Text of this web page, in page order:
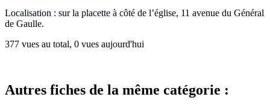
Localisation : sur la placette à côté de l’église, 11 avenue du Général
de Gaulle.
377 vues au total, 0 vues aujourd'hui
Autres fiches de la même catégorie :